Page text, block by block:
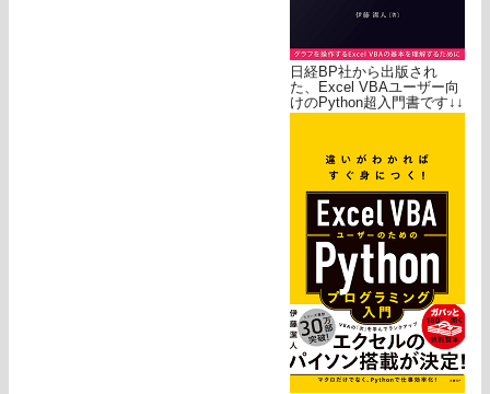
日経BP社から出版され
た、Excel VBAユーザー向
けのPython超入門書です↓↓